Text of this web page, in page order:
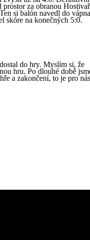
za obranou
si balón navedl do
skóre na konečných 5:0.
do hry. Myslím si, že
hru. Po dlouhé době
a zakončení, to je pro nás